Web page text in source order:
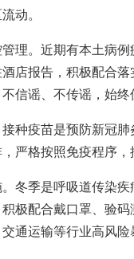
动。
理。近期有本土病
店报告，积极配合
信谣、不传谣，始
种疫苗是预防新冠
严格按照免疫程序
冬季是呼吸道传染
极配合戴口罩、验
通运输等行业高风